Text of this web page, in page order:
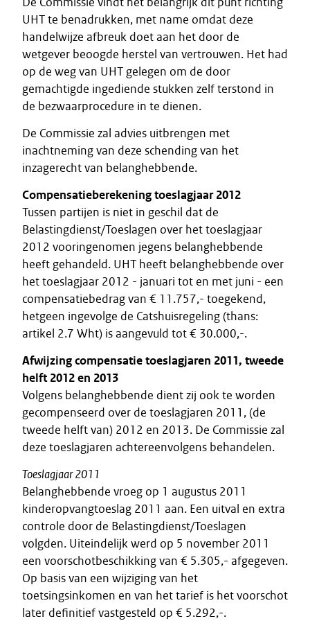
UHT te benadrukken, met name omdat deze
handelwijze afbreuk doet aan het door de
wetgever beoogde herstel van vertrouwen. Het had
op de weg van UHT gelegen om de door
gemachtigde ingediende stukken zelf terstond in
de bezwaarprocedure in te dienen.
De Commissie zal advies uitbrengen met
inachtneming van deze schending van het
inzagerecht van belanghebbende.
Compensatieberekening toeslagjaar 2012
Tussen partijen is niet in geschil dat de
Belastingdienst/Toeslagen over het toeslagjaar
2012 vooringenomen jegens belanghebbende
heeft gehandeld. UHT heeft belanghebbende over
het toeslagjaar 2012 - januari tot en met juni - een
compensatiebedrag van € 11.757,- toegekend,
hetgeen ingevolge de Catshuisregeling (thans:
artikel 2.7 Wht) is aangevuld tot € 30.000,-.
Afwijzing compensatie toeslagjaren 2011, tweede
helft 2012 en 2013
Volgens belanghebbende dient zij ook te worden
gecompenseerd over de toeslagjaren 2011, (de
tweede helft van) 2012 en 2013. De Commissie zal
deze toeslagjaren achtereenvolgens behandelen.
Toeslagjaar 2011
Belanghebbende vroeg op 1 augustus 2011
kinderopvangtoeslag 2011 aan. Een uitval en extra
controle door de Belastingdienst/Toeslagen
volgden. Uiteindelijk werd op 5 november 2011
een voorschotbeschikking van € 5.305,- afgegeven.
Op basis van een wijziging van het
toetsingsinkomen en van het tarief is het voorschot
later definitief vastgesteld op € 5.292,-.